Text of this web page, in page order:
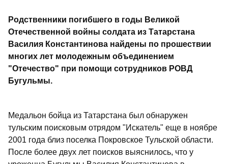
Родственники погибшего в годы Великой
Отечественной войны солдата из Татарстана
Василия Константинова найдены по прошествии
многих лет молодежным объединением
"Отечество" при помощи сотрудников РОВД
Бугульмы.
Медальон бойца из Татарстана был обнаружен
тульским поисковым отрядом "Искатель" еще в ноябре
2001 года близ поселка Покровское Тульской области.
После более двух лет поисков выяснилось, что у